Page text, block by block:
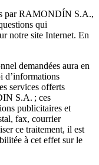
par RAMONDÍN S.A.,
qui
notre site Internet. En
demandées aura en
d’informations
services offerts
S.A. ; ces
publicitaires et
fax, courrier
ce traitement, il est
à cet effet sur le